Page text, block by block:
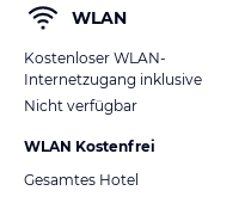
WLAN
Kostenloser WLAN-
Internetzugang inklusive
Nicht verfügbar
WLAN Kostenfrei
Gesamtes Hotel